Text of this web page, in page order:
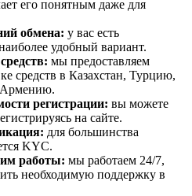
его понятным даже для
обмена: у вас есть
удобный вариант.
мы предоставляем
средств в Казахстан, Турцию,
Армению.
регистрации: вы можете
на сайте.
для большинства
KYC.
работы: мы работаем 24/7,
необходимую поддержку в